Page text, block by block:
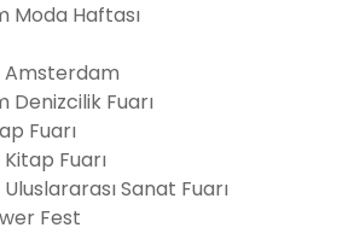
Moda Haftası
Fuarı
Fuarı
Fuarı
Sanat Fuarı
Fest